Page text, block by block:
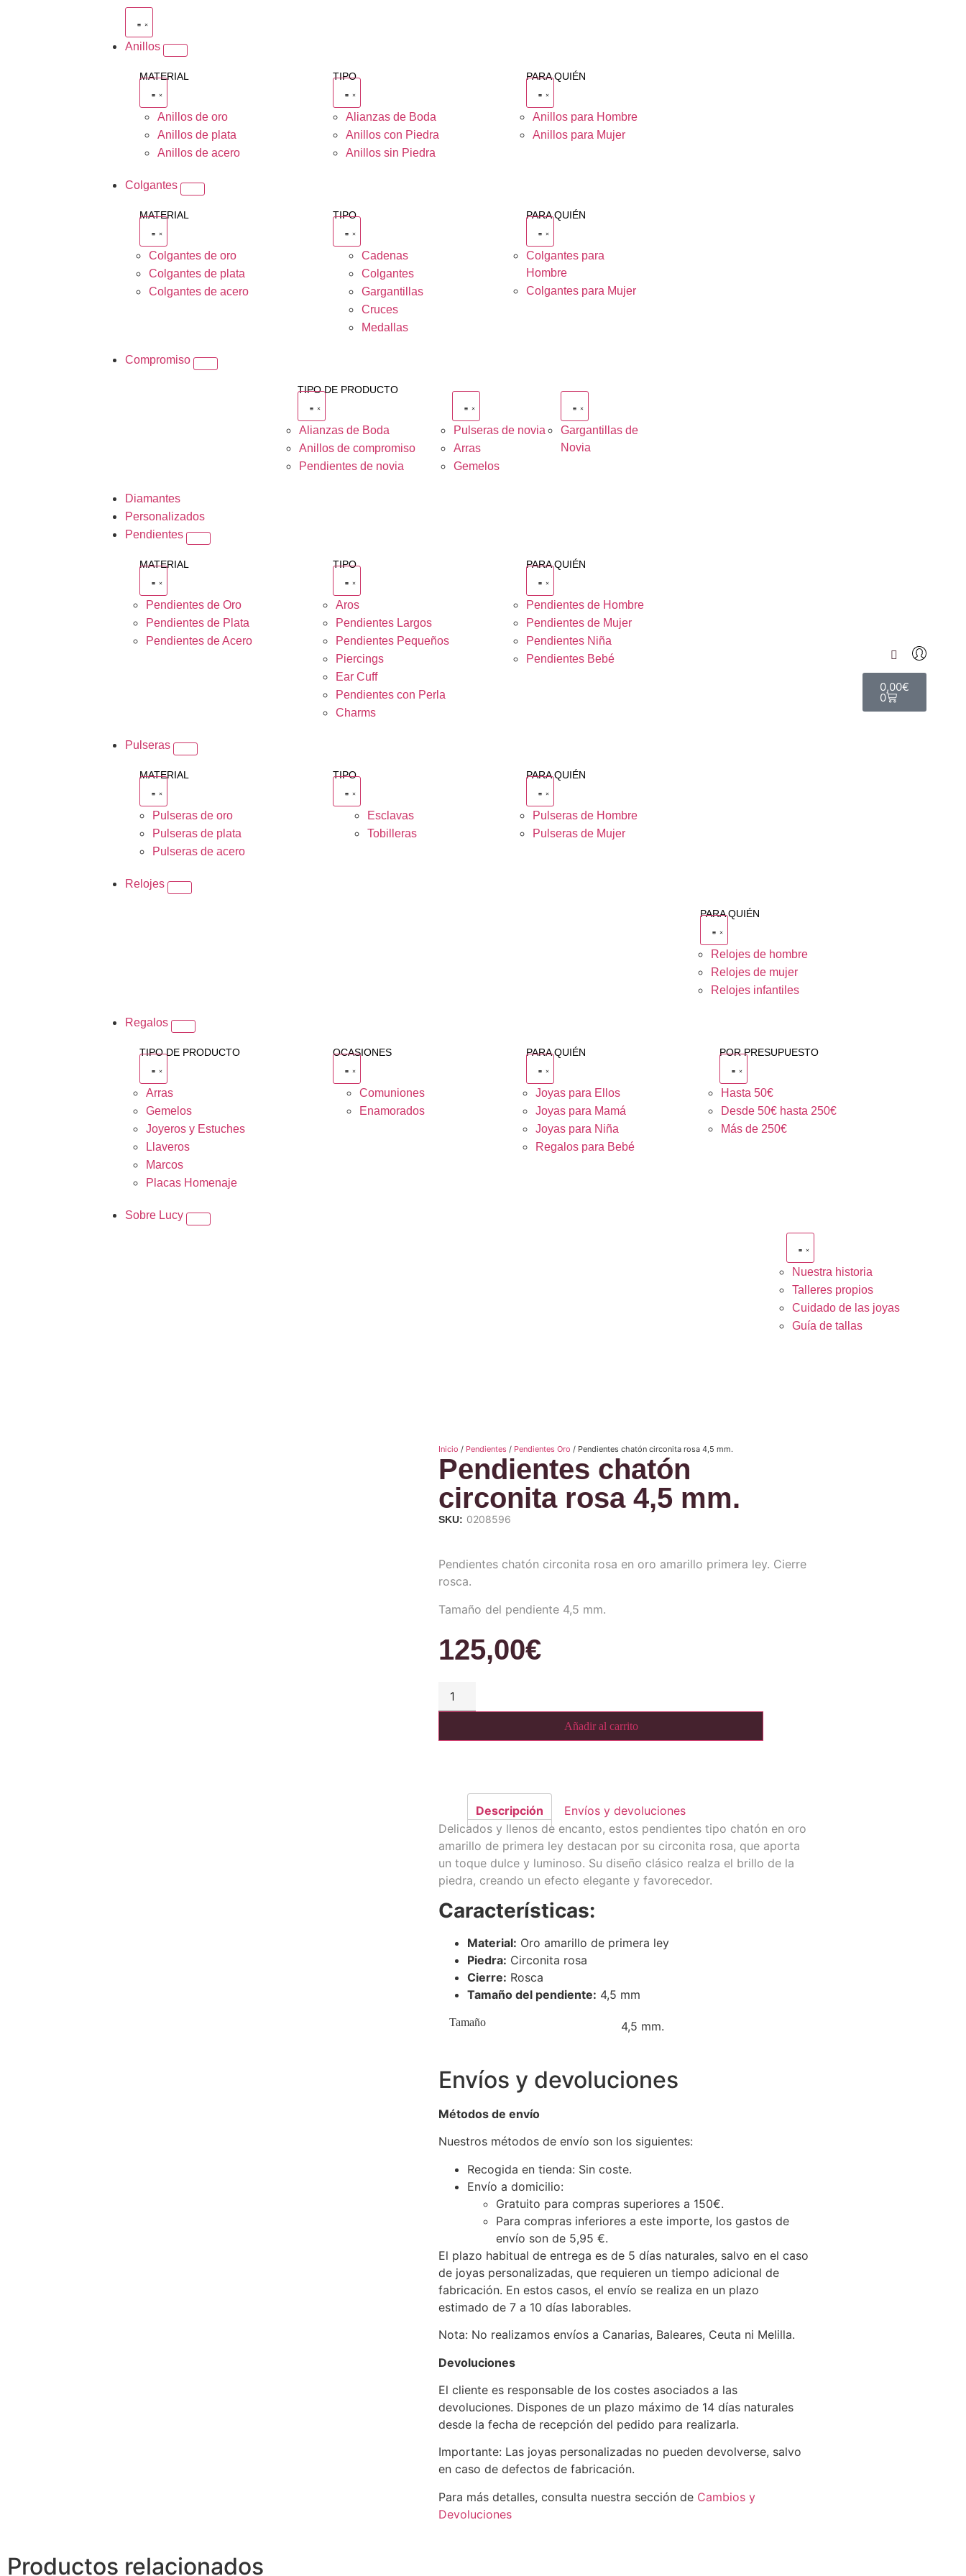
Anillos
MATERIAL
Anillos de oro
Anillos de plata
Anillos de acero
TIPO
Alianzas de Boda
Anillos con Piedra
Anillos sin Piedra
PARA QUIÉN
Anillos para Hombre
Anillos para Mujer
Colgantes
MATERIAL
Colgantes de oro
Colgantes de plata
Colgantes de acero
TIPO
Cadenas
Colgantes
Gargantillas
Cruces
Medallas
PARA QUIÉN
Colgantes para
Hombre
Colgantes para Mujer
Compromiso
TIPO DE PRODUCTO
Alianzas de Boda
Anillos de compromiso
Pendientes de novia
Pulseras de novia
Arras
Gemelos
Gargantillas de
Novia
Diamantes
Personalizados
Pendientes
MATERIAL
Pendientes de Oro
Pendientes de Plata
Pendientes de Acero
TIPO
Aros
Pendientes Largos
Pendientes Pequeños
Piercings
Ear Cuff
Pendientes con Perla
Charms
PARA QUIÉN
Pendientes de Hombre
Pendientes de Mujer
Pendientes Niña
Pendientes Bebé
Pulseras
MATERIAL
Pulseras de oro
Pulseras de plata
Pulseras de acero
TIPO
Esclavas
Tobilleras
PARA QUIÉN
Pulseras de Hombre
Pulseras de Mujer
Relojes
PARA QUIÉN
Relojes de hombre
Relojes de mujer
Relojes infantiles
Regalos
TIPO DE PRODUCTO
Arras
Gemelos
Joyeros y Estuches
Llaveros
Marcos
Placas Homenaje
OCASIONES
Comuniones
Enamorados
PARA QUIÉN
Joyas para Ellos
Joyas para Mamá
Joyas para Niña
Regalos para Bebé
POR PRESUPUESTO
Hasta 50€
Desde 50€ hasta 250€
Más de 250€
Sobre Lucy
Nuestra historia
Talleres propios
Cuidado de las joyas
Guía de tallas
0,00€
0
Inicio / Pendientes / Pendientes Oro / Pendientes chatón circonita rosa 4,5 mm.
Pendientes chatón
circonita rosa 4,5 mm.
SKU: 0208596
Pendientes chatón circonita rosa en oro amarillo primera ley. Cierre
rosca.
Tamaño del pendiente 4,5 mm.
125,00€
Añadir al carrito
Descripción
Envíos y devoluciones
Delicados y llenos de encanto, estos pendientes tipo chatón en oro
amarillo de primera ley destacan por su circonita rosa, que aporta
un toque dulce y luminoso. Su diseño clásico realza el brillo de la
piedra, creando un efecto elegante y favorecedor.
Características:
Material: Oro amarillo de primera ley
Piedra: Circonita rosa
Cierre: Rosca
Tamaño del pendiente: 4,5 mm
Tamaño 4,5 mm.
Envíos y devoluciones
Métodos de envío
Nuestros métodos de envío son los siguientes:
Recogida en tienda: Sin coste.
Envío a domicilio:
Gratuito para compras superiores a 150€.
Para compras inferiores a este importe, los gastos de
envío son de 5,95 €.
El plazo habitual de entrega es de 5 días naturales, salvo en el caso
de joyas personalizadas, que requieren un tiempo adicional de
fabricación. En estos casos, el envío se realiza en un plazo
estimado de 7 a 10 días laborables.
Nota: No realizamos envíos a Canarias, Baleares, Ceuta ni Melilla.
Devoluciones
El cliente es responsable de los costes asociados a las
devoluciones. Dispones de un plazo máximo de 14 días naturales
desde la fecha de recepción del pedido para realizarla.
Importante: Las joyas personalizadas no pueden devolverse, salvo
en caso de defectos de fabricación.
Para más detalles, consulta nuestra sección de Cambios y
Devoluciones
Productos relacionados